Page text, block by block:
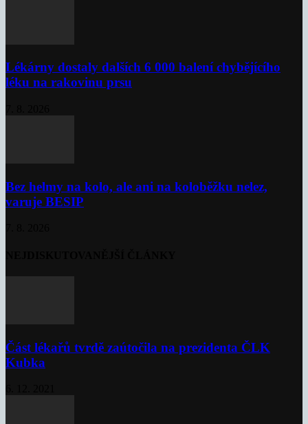
Lékárny dostaly dalších 6 000 balení chybějícího
léku na rakovinu prsu
Bez helmy na kolo, ale ani na koloběžku nelez,
varuje BESIP
Část lékařů tvrdě zaútočila na prezidenta ČLK
Kubka